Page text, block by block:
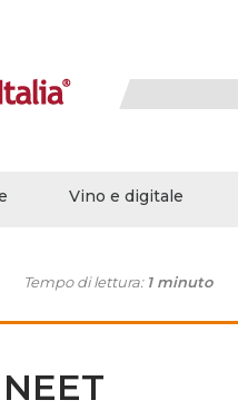
Vino e digitale
Tempo di lettura: 1 minuto